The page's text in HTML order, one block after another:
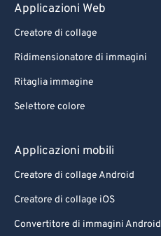
Applicazioni Web
Creatore di collage
Ridimensionatore di immagini
Ritaglia immagine
Selettore colore
Applicazioni mobili
Creatore di collage Android
Creatore di collage iOS
Convertitore di immagini Android